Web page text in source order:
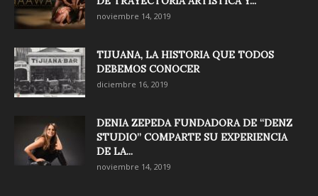
noviembre 14, 2019
TIJUANA, LA HISTORIA QUE TODOS
DEBEMOS CONOCER
diciembre 16, 2019
DENIA ZEPEDA FUNDADORA DE “DENZ
STUDIO” COMPARTE SU EXPERIENCIA
DE LA...
noviembre 14, 2019